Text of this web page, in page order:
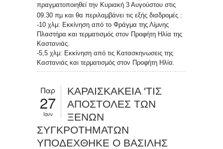
πραγματοποιηθεί την Κυριακή 3 Αυγούστου στις
09.30 πμ και θα περιλαμβάνει τις εξής διαδρομές :
-10 χλμ: Εκκίνηση από το Φράγμα της Λίμνης
Πλαστήρα και τερματισμός στον Προφήτη Ηλία της
Καστανιάς.
-5,5 χλμ: Εκκίνηση από τις Κατασκηνωσεις της
Καστανιάς και τερματισμός στον Προφήτη Ηλία.
Παρ
27
Ιουν
ΚΑΡΑΙΣΚΑΚΕΙΑ 'ΤΙΣ
ΑΠΟΣΤΟΛΕΣ ΤΩΝ
ΞΕΝΩΝ
ΣΥΓΚΡΟΤΗΜΑΤΩΝ
ΥΠΟΔΕΧΘΗΚΕ Ο ΒΑΣΙΛΗΣ